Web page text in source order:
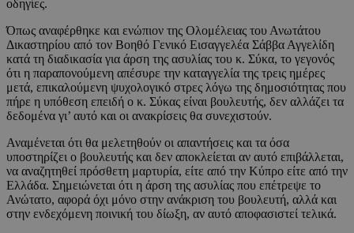
οδηγίες.
Όπως αναφέρθηκε και ενώπιον της Ολομέλειας του Ανωτάτου
Δικαστηρίου από τον Βοηθό Γενικό Εισαγγελέα Σάββα Αγγελίδη
κατά τη διαδικασία για άρση της ασυλίας του κ. Σύκα, το γεγονός
ότι η παραπονούμενη απέσυρε την καταγγελία της τρεις ημέρες
μετά, επικαλούμενη ψυχολογικό στρες λόγω της δημοσιότητας που
πήρε η υπόθεση επειδή ο κ. Σύκας είναι βουλευτής, δεν αλλάζει τα
δεδομένα γι’ αυτό και οι ανακρίσεις θα συνεχιστούν.
Αναμένεται ότι θα μελετηθούν οι απαντήσεις και τα όσα
υποστηρίζει ο βουλευτής και δεν αποκλείεται αν αυτό επιβάλλεται,
να αναζητηθεί πρόσθετη μαρτυρία, είτε από την Κύπρο είτε από την
Ελλάδα. Σημειώνεται ότι η άρση της ασυλίας που επέτρεψε το
Ανώτατο, αφορά όχι μόνο στην ανάκριση του βουλευτή, αλλά και
στην ενδεχόμενη ποινική του δίωξη, αν αυτό αποφασιστεί τελικά.